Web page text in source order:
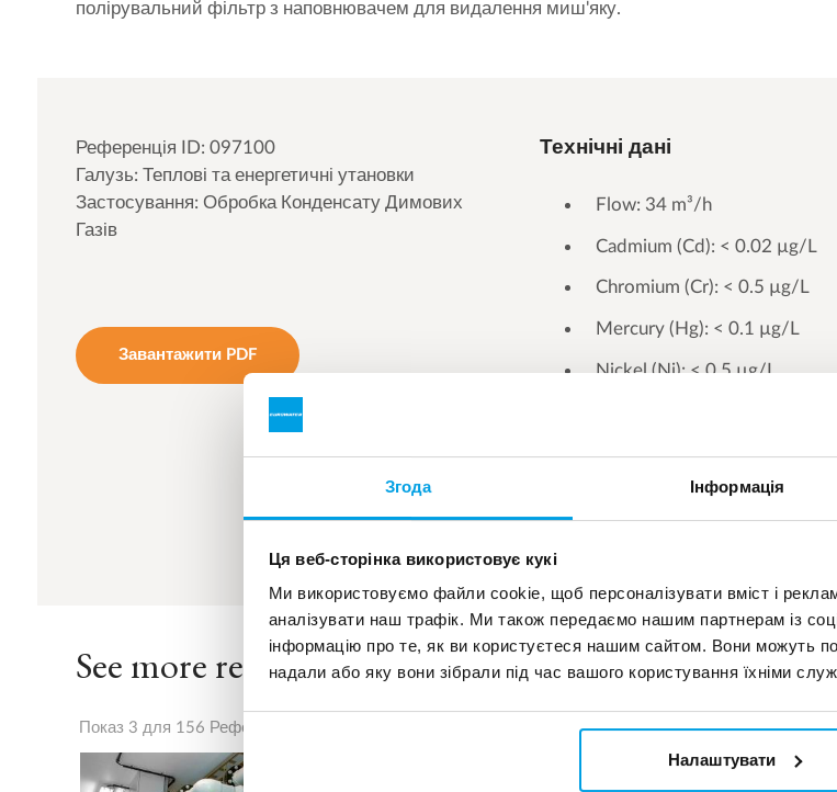
Згода Інформація
Ця веб-сторінка використовує кукі
Ми використовуємо файли cookie, щоб персоналізувати вміст і
аналізувати наш трафік. Ми також передаємо нашим партнерам із
інформацію про те, як ви користуєтеся нашим сайтом. Вони можуть
надали або яку вони зібрали під час вашого користування їхніми
Налаштувати
полірувальний фільтр з наповнювачем для видалення миш'яку.
Референція ID: 097100
Галузь: Теплові та енергетичні утановки
Застосування: Обробка Конденсату Димових
Газів
Завантажити PDF
Технічні дані
Flow: 34 m³/h
Cadmium (Cd): < 0.02 µg/L
Chromium (Cr): < 0.5 µg/L
Mercury (Hg): < 0.1 µg/L
Nickel (Ni): < 0.5 µg/L
See more references
Показ 3 для 156 Референції